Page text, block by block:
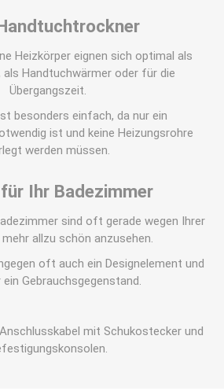
Heizkörper eignen sich optimal als
als Handtuchwärmer oder für die
Übergangszeit.
besonders einfach, da nur ein
ist und keine Heizungsrohre
werden müssen.
Ihr Badezimmer
sind oft gerade wegen Ihrer
allzu schön anzusehen.
oft auch ein Designelement und
Gebrauchsgegenstand.
mit Schukostecker und